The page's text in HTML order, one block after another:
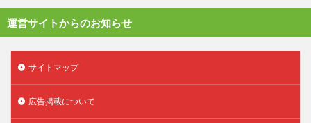
運営サイトからのお知らせ
サイトマップ
広告掲載について